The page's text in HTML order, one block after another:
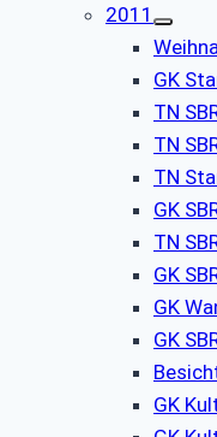
2011
GK
TN
TN
TN
GK
TN
GK
GK
GK
GK